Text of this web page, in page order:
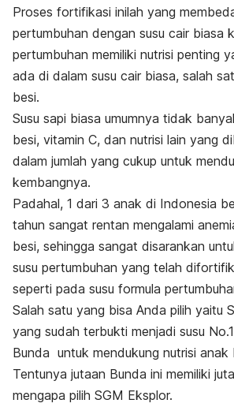
Proses fortifikasi inilah yang
pertumbuhan dengan susu cair biasa
pertumbuhan memiliki nutrisi penting
ada di dalam susu cair biasa, salah
besi.
Susu sapi biasa umumnya tidak
besi, vitamin C, dan nutrisi lain yang
dalam jumlah yang cukup untuk
kembangnya.
Padahal, 1 dari 3 anak di Indonesia
tahun sangat rentan mengalami
besi, sehingga sangat disarankan
susu pertumbuhan yang telah
seperti pada susu formula
Salah satu yang bisa Anda pilih yaitu
yang sudah terbukti menjadi susu
Bunda untuk mendukung nutrisi anak
Tentunya jutaan Bunda ini memiliki
mengapa pilih SGM Eksplor.